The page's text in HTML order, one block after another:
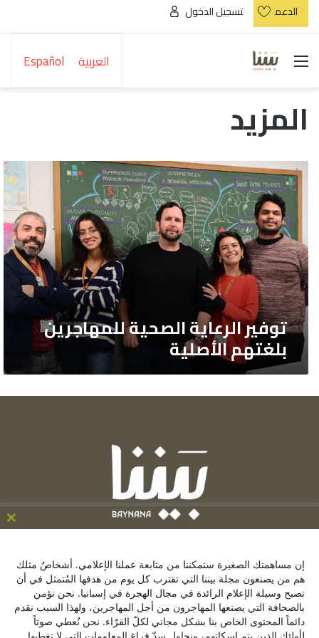
الدعم تسجيل الدخول
العربية Español القائمة
المزيد
توفير
الرعاية
الصحية
للمهاجرين
بلغتهم
الأصلية
توفير الرعاية الصحية للمهاجرين
بلغتهم الأصلية
C/ de la Victoria 9, 1º, 28012, Madrid ,España
+34641137976
contacto@baynana.es
فيسبوك
تويترلينكدإنيوتيوبانستقرام
إن مساهمتك الصغيرة ستمكننا من متابعة عملنا الإعلامي. أشخاصٌ مثلك
هم من يصنعون مجلة بيننا التي تقترب كل يوم من هدفها المُتمثل في أن
تصبح وسيلة الإعلام الرائدة في مجال الهجرة في إسبانيا. نحن نؤمن
بالصحافة التي يصنعها المهاجرون من أجل المهاجرين، ولهذا السبب نقدم
دائماً المحتوى الخاص بنا بشكل مجاني لكلّ القرّاء. نحن نُعطي صوتاً